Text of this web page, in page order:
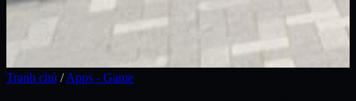
Tranh chủ / Apps - Game